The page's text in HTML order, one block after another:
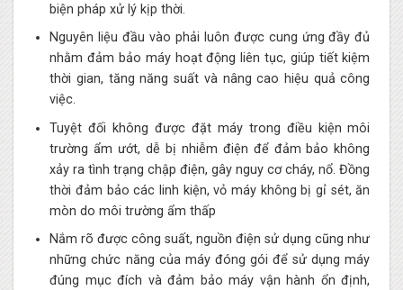
biện pháp xử lý kịp thời.
Nguyên liệu đầu vào phải luôn được cung ứng đầy đủ
nhằm đảm bảo máy hoạt động liên tục, giúp tiết kiệm
thời gian, tăng năng suất và nâng cao hiệu quả công
việc.
Tuyệt đối không được đặt máy trong điều kiện môi
trường ẩm ướt, dễ bị nhiễm điện để đảm bảo không
xảy ra tình trạng chập điện, gây nguy cơ cháy, nổ. Đồng
thời đảm bảo các linh kiện, vỏ máy không bị gỉ sét, ăn
mòn do môi trường ẩm thấp
Nắm rõ được công suất, nguồn điện sử dụng cũng như
những chức năng của máy đóng gói để sử dụng máy
đúng mục đích và đảm bảo máy vận hành ổn định,